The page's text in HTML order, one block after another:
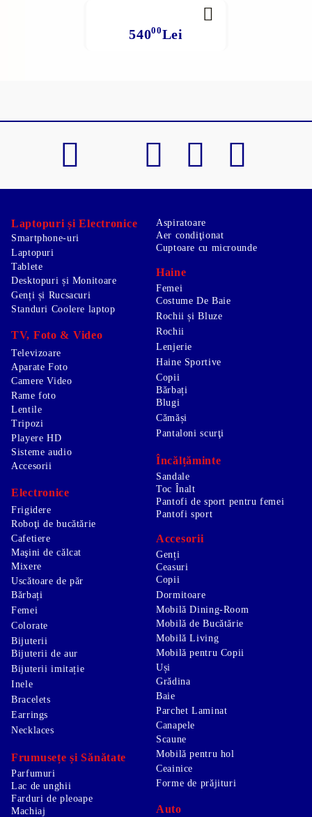
54000Lei
Laptopuri și Electronice
Smartphone-uri
Laptopuri
Tablete
Desktopuri și Monitoare
Genți și Rucsacuri
Standuri Coolere laptop
TV, Foto & Video
Televizoare
Aparate Foto
Camere Video
Rame foto
Lentile
Tripozi
Playere HD
Sisteme audio
Accesorii
Electronice
Frigidere
Roboţi de bucătărie
Cafetiere
Maşini de călcat
Mixere
Uscătoare de păr
Aspiratoare
Aer condiţionat
Cuptoare cu microunde
Haine
Femei
Costume De Baie
Rochii și Bluze
Rochii
Lenjerie
Haine Sportive
Copii
Bărbați
Blugi
Cămăși
Pantaloni scurţi
Încălțăminte
Sandale
Toc Înalt
Pantofi de sport pentru femei
Pantofi sport
Accesorii
Genți
Ceasuri
Copii
Bărbați
Femei
Colorate
Bijuterii
Bijuterii de aur
Bijuterii imitație
Inele
Bracelets
Earrings
Necklaces
Frumusețe și Sănătate
Parfumuri
Lac de unghii
Farduri de pleoape
Machiaj
Dormitoare
Mobilă Dining-Room
Mobilă de Bucătărie
Mobilă Living
Mobilă pentru Copii
Uși
Grădina
Baie
Parchet Laminat
Canapele
Scaune
Mobilă pentru hol
Ceainice
Forme de prăjituri
Auto